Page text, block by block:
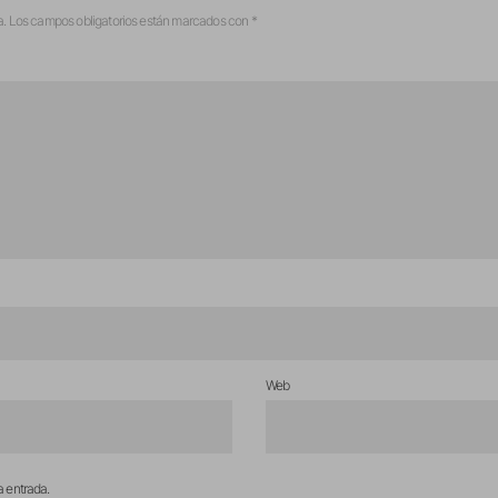
Los campos obligatorios están marcados con *
Web
entrada.